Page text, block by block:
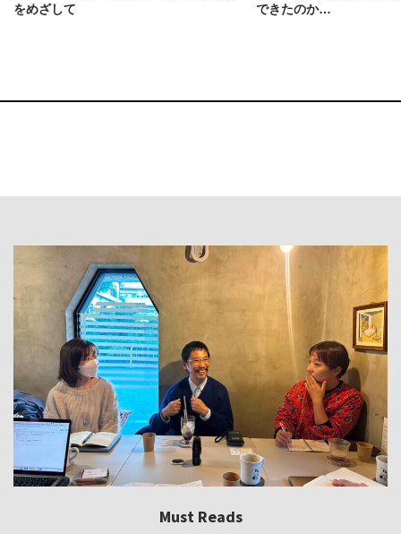
をめざして
できたのか…
Must Reads
Must Reads
Must Reads
Must Reads
Must Reads